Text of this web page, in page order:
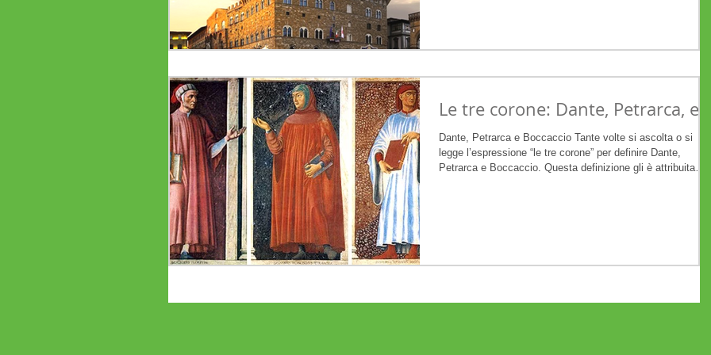
Le tre corone: Dante, Petrarca, e…
Dante, Petrarca e Boccaccio Tante volte si ascolta o si
legge l’espressione “le tre corone” per definire Dante,
Petrarca e Boccaccio. Questa definizione gli è attribuita